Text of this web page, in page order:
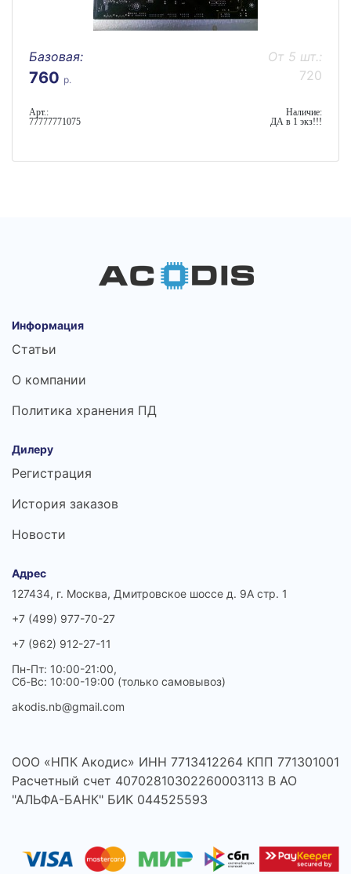
Базовая:
760 р.
От 5 шт.:
720
Арт.:
77777771075
Наличие:
ДА в 1 экз!!!
Информация
Статьи
О компании
Политика хранения ПД
Дилеру
Регистрация
История заказов
Новости
Адрес
127434, г. Москва, Дмитровское шоссе д. 9А стр. 1
+7 (499) 977-70-27
+7 (962) 912-27-11
Пн-Пт: 10:00-21:00,
Сб-Вс: 10:00-19:00 (только самовывоз)
akodis.nb@gmail.com
ООО «НПК Акодис» ИНН 7713412264 КПП 771301001
Расчетный счет 40702810302260003113 В АО
"АЛЬФА-БАНК" БИК 044525593